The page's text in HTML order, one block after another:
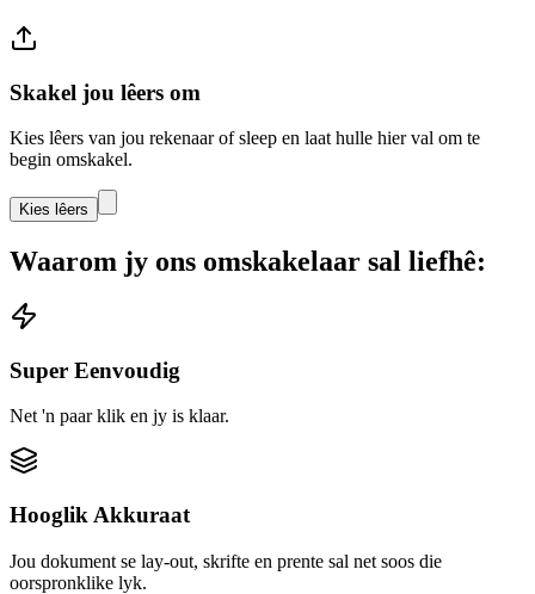
Skakel jou lêers om
Kies lêers van jou rekenaar of sleep en laat hulle hier val om te
begin omskakel.
Kies lêers
Waarom jy ons omskakelaar sal liefhê:
Super Eenvoudig
Net 'n paar klik en jy is klaar.
Hooglik Akkuraat
Jou dokument se lay-out, skrifte en prente sal net soos die
oorspronklike lyk.